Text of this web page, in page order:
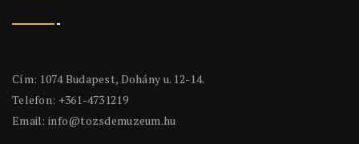
Cím: 1074 Budapest, Dohány u. 12-14.
Telefon: +361-4731219
Email: info@tozsdemuzeum.hu